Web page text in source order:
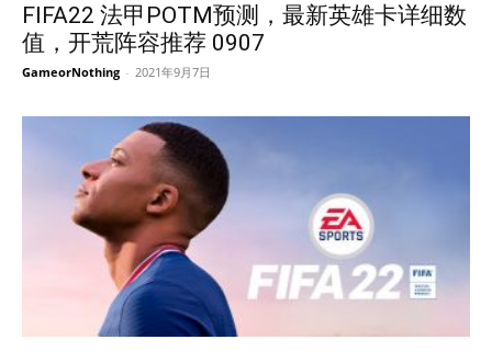
FIFA22 法甲POTM预测，最新英雄卡详细数
值，开荒阵容推荐 0907
GameorNothing - 2021年9月7日